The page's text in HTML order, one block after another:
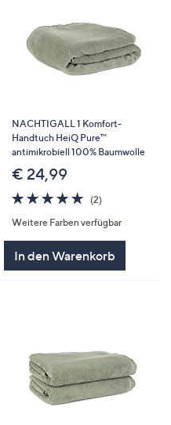
NACHTIGALL 1 Komfort-
Handtuch HeiQ Pure™
antimikrobiell 100% Baumwolle
€ 24,99
5.0
von
5
(2)2
Weitere Farben verfügbar
In den Warenkorb